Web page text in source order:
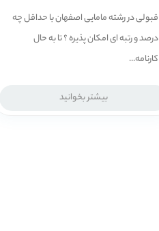
قبولی در رشته مامایی اصفهان با حداقل چه
درصد و رتبه ای امکان پذیره ؟ تا به حال
کارنامه...
بیشتر بخوانید